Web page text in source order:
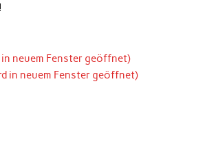
neuem Fenster geöffnet)
in neuem Fenster geöffnet)